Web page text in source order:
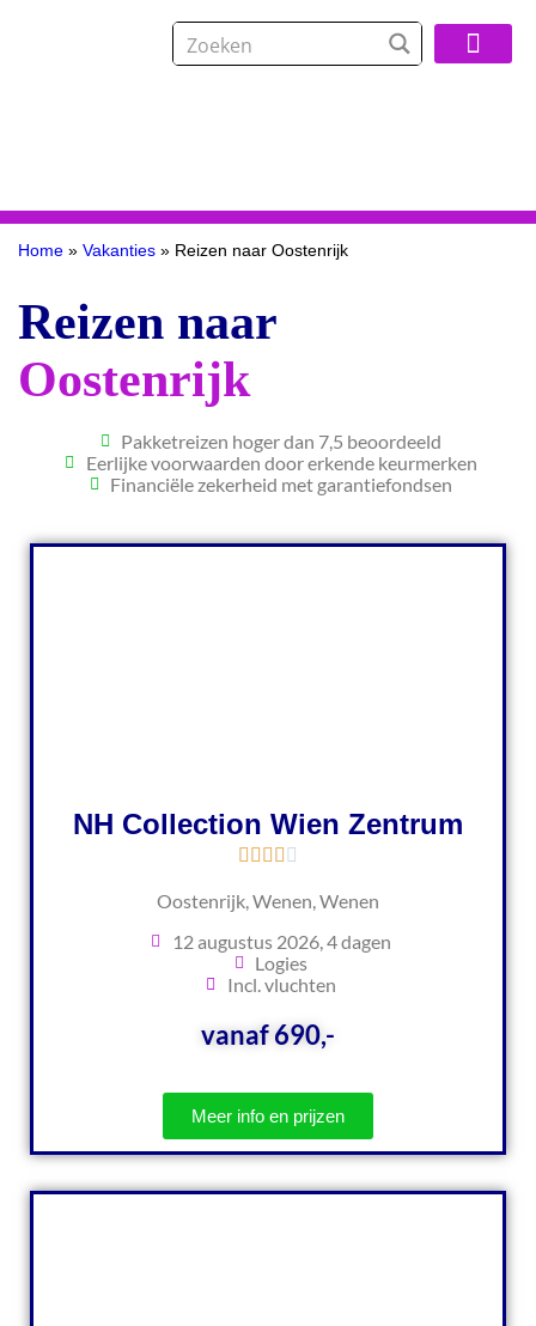
Home » Vakanties » Reizen naar Oostenrijk
Reizen naar
Oostenrijk
Pakketreizen hoger dan 7,5 beoordeeld
Eerlijke voorwaarden door erkende keurmerken
Financiële zekerheid met garantiefondsen
NH Collection Wien Zentrum
Oostenrijk, Wenen, Wenen
12 augustus 2026, 4 dagen
Logies
Incl. vluchten
vanaf 690,-
Meer info en prijzen